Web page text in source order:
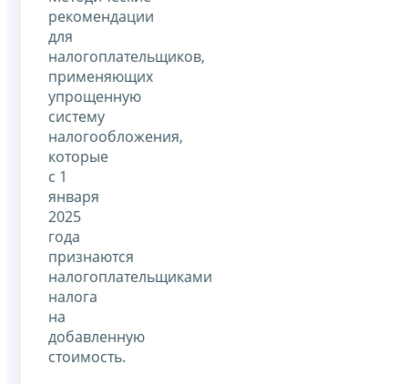
рекомендации
для
налогоплательщиков,
применяющих
упрощенную
систему
налогообложения,
которые
с 1
января
2025
года
признаются
налогоплательщиками
налога
на
добавленную
стоимость.